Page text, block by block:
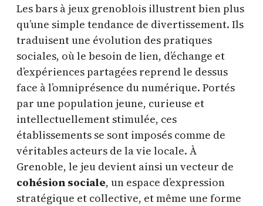
Les bars à jeux grenoblois illustrent bien plus
qu’une simple tendance de divertissement. Ils
traduisent une évolution des pratiques
sociales, où le besoin de lien, d’échange et
d’expériences partagées reprend le dessus
face à l’omniprésence du numérique. Portés
par une population jeune, curieuse et
intellectuellement stimulée, ces
établissements se sont imposés comme de
véritables acteurs de la vie locale. À
Grenoble, le jeu devient ainsi un vecteur de
cohésion sociale, un espace d’expression
stratégique et collective, et même une forme